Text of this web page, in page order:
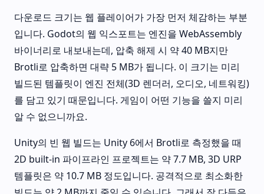
다운로드 크기는 웹 플레이어가 가장 먼저 체감하는 부분
입니다. Godot의 웹 익스포트는 엔진을 WebAssembly
바이너리로 내보내는데, 압축 해제 시 약 40 MB지만
Brotli로 압축하면 대략 5 MB가 됩니다. 이 크기는 미리
빌드된 템플릿이 엔진 전체(3D 렌더러, 오디오, 네트워킹)
를 담고 있기 때문입니다. 게임이 어떤 기능을 쓸지 미리
알 수 없으니까요.
Unity의 빈 웹 빌드는 Unity 6에서 Brotli로 측정했을 때
2D built-in 파이프라인 프로젝트는 약 7.7 MB, 3D URP
템플릿은 약 10.7 MB 정도입니다. 공격적으로 최소화한